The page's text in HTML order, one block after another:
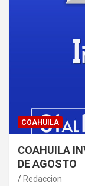
COAHUILA
COAHUILA
DE AGOSTO
Redaccion